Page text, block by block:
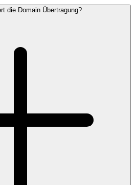
die Domain Übertragung?